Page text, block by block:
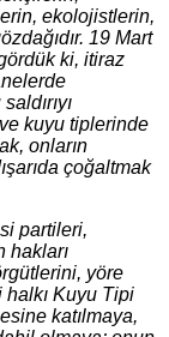
ekolojistlerin,
19 Mart
ki, itiraz
kuyu tiplerinde
onların
çoğaltmak
partileri,
hakları
yöre
Kuyu Tipi
katılmaya,